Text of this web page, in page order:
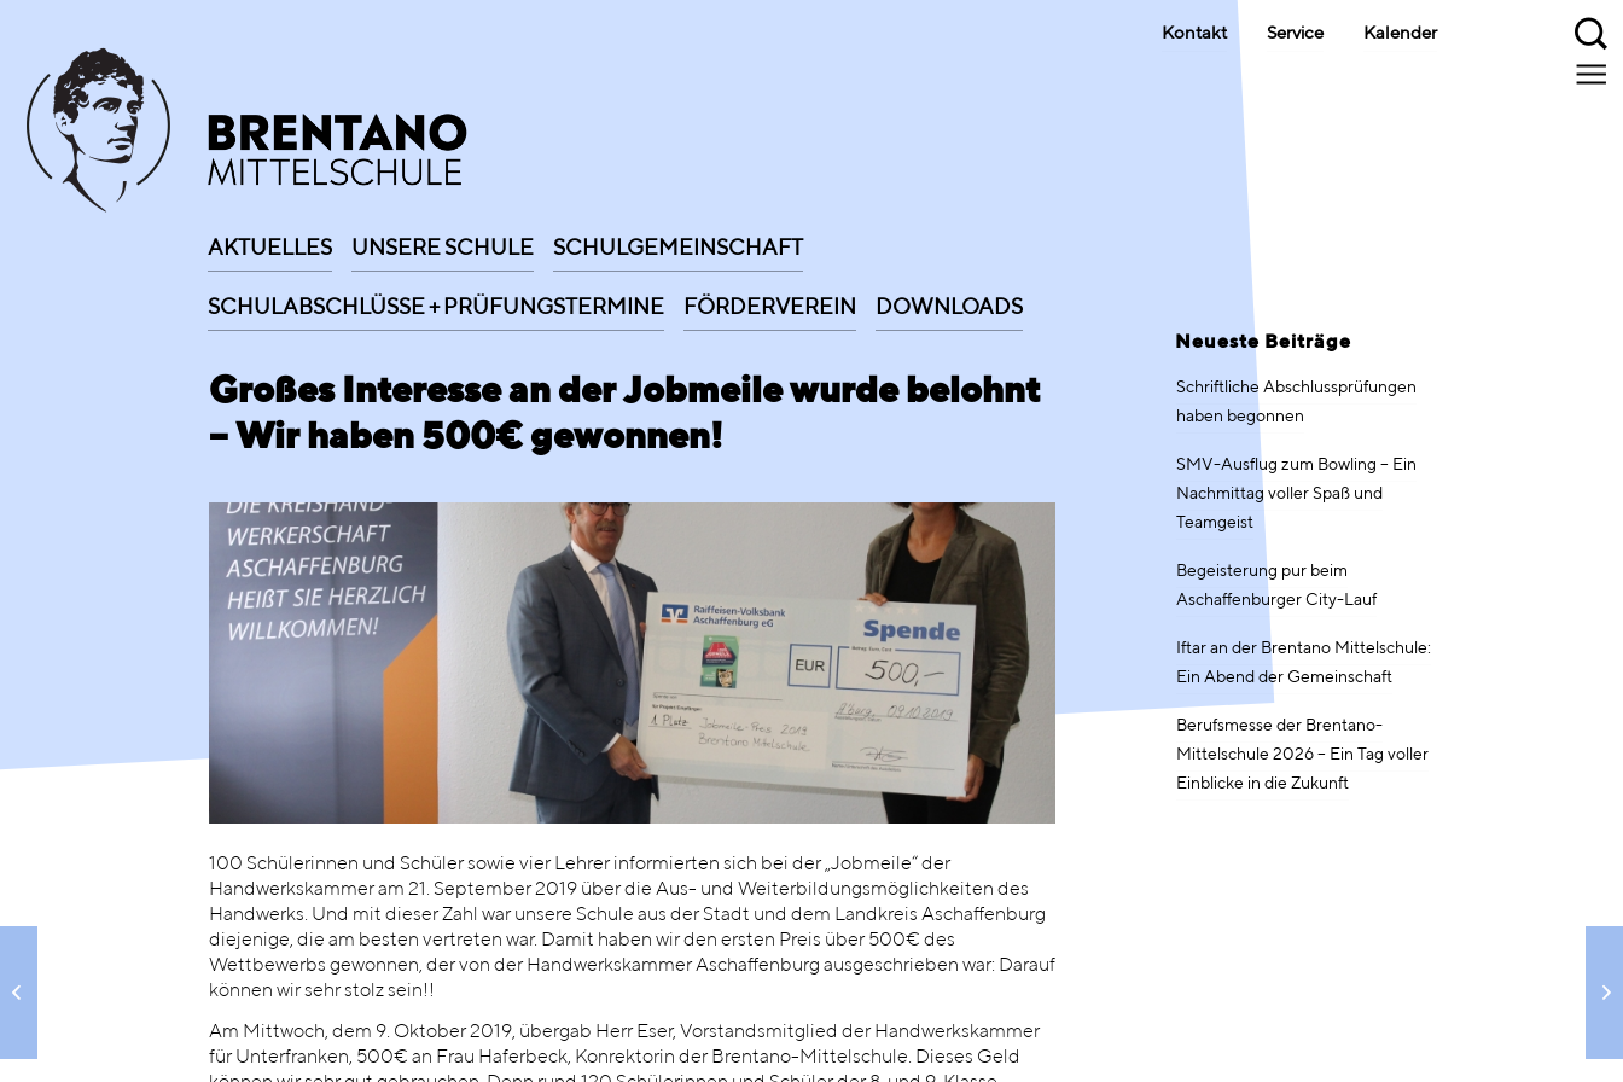
Kontakt Service Kalender
AKTUELLES UNSERE SCHULE SCHULGEMEINSCHAFT
SCHULABSCHLÜSSE + PRÜFUNGSTERMINE FÖRDERVEREIN DOWNLOADS
Großes Interesse an der Jobmeile wurde belohnt
– Wir haben 500€ gewonnen!
100 Schülerinnen und Schüler sowie vier Lehrer informierten sich bei der „Jobmeile“ der
Handwerkskammer am 21. September 2019 über die Aus- und Weiterbildungsmöglichkeiten des
Handwerks. Und mit dieser Zahl war unsere Schule aus der Stadt und dem Landkreis Aschaffenburg
diejenige, die am besten vertreten war. Damit haben wir den ersten Preis über 500€ des
Wettbewerbs gewonnen, der von der Handwerkskammer Aschaffenburg ausgeschrieben war: Darauf
können wir sehr stolz sein!!
Am Mittwoch, dem 9. Oktober 2019, übergab Herr Eser, Vorstandsmitglied der Handwerkskammer
für Unterfranken, 500€ an Frau Haferbeck, Konrektorin der Brentano-Mittelschule. Dieses Geld
Neueste Beiträge
Schriftliche Abschlussprüfungen
haben begonnen
SMV-Ausflug zum Bowling – Ein
Nachmittag voller Spaß und
Teamgeist
Begeisterung pur beim
Aschaffenburger City-Lauf
Iftar an der Brentano Mittelschule:
Ein Abend der Gemeinschaft
Berufsmesse der Brentano-
Mittelschule 2026 – Ein Tag voller
Einblicke in die Zukunft